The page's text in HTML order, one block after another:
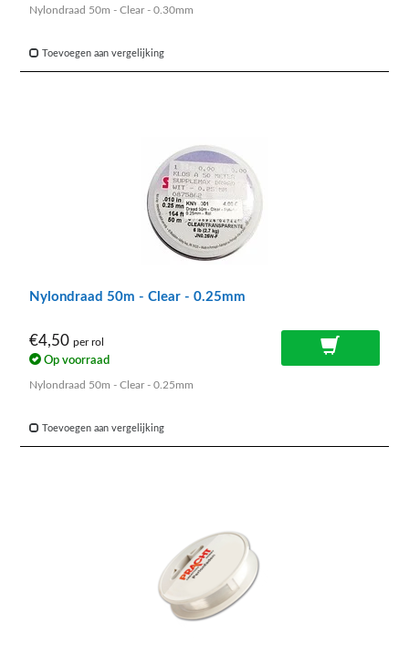
Nylondraad 50m - Clear - 0.30mm
Toevoegen aan vergelijking
Nylondraad 50m - Clear - 0.25mm
€4,50 per rol
Op voorraad
Nylondraad 50m - Clear - 0.25mm
Toevoegen aan vergelijking